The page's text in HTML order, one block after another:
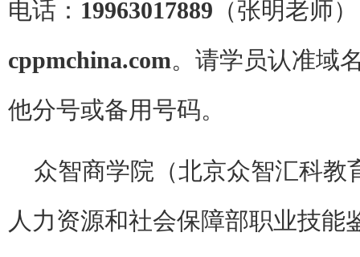
电话： 19963017889 （张明老师
cppmchina.com。请学员认准域
他分号或备用号码。
众智商学院（北京众智汇科教
人力资源和社会保障部职业技能